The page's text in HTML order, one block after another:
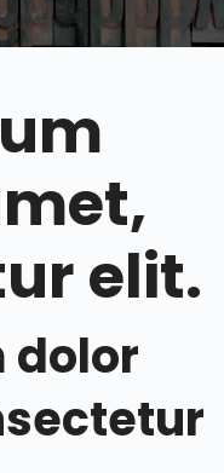
elit.
dolor